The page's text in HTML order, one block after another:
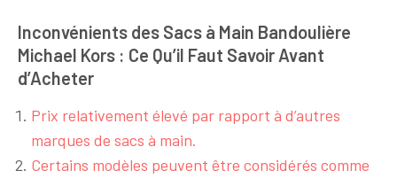
Inconvénients des Sacs à Main Bandoulière
Michael Kors : Ce Qu’il Faut Savoir Avant
d’Acheter
Prix relativement élevé par rapport à d’autres
marques de sacs à main.
Certains modèles peuvent être considérés comme